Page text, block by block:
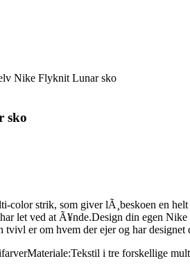
Nike Flyknit Lunar sko
sko
strik, som giver lÃ¸beskoen en
let ved at Ã¥nde.Design din egen
er om hvem der ejer og har designet
Materiale:Tekstil i tre forskellige